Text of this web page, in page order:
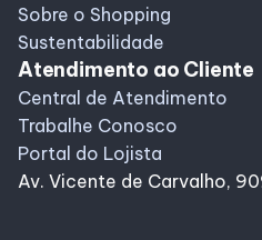
Sobre o Shopping
Sustentabilidade
Atendimento ao Cliente
Central de Atendimento
Trabalhe Conosco
Portal do Lojista
Av. Vicente de Carvalho,